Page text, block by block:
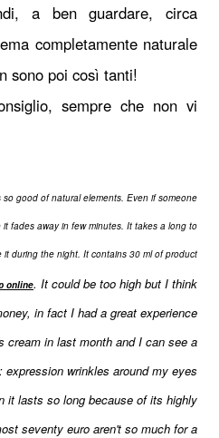
a ben guardare, circa
completamente naturale
sono poi così tanti!
sempre che non vi
so good of natural elements. Even if someone
fades away in few minutes. It takes a long to
during the night. It contains 30 ml of product
online. It could be too high but I think
in fact I had a great experience
in last month and I can see a
wrinkles around my eyes
it lasts so long because of its highly
seventy euro aren't so much for a